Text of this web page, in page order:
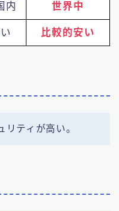
内 世界中
比較的安い
リティが高い。